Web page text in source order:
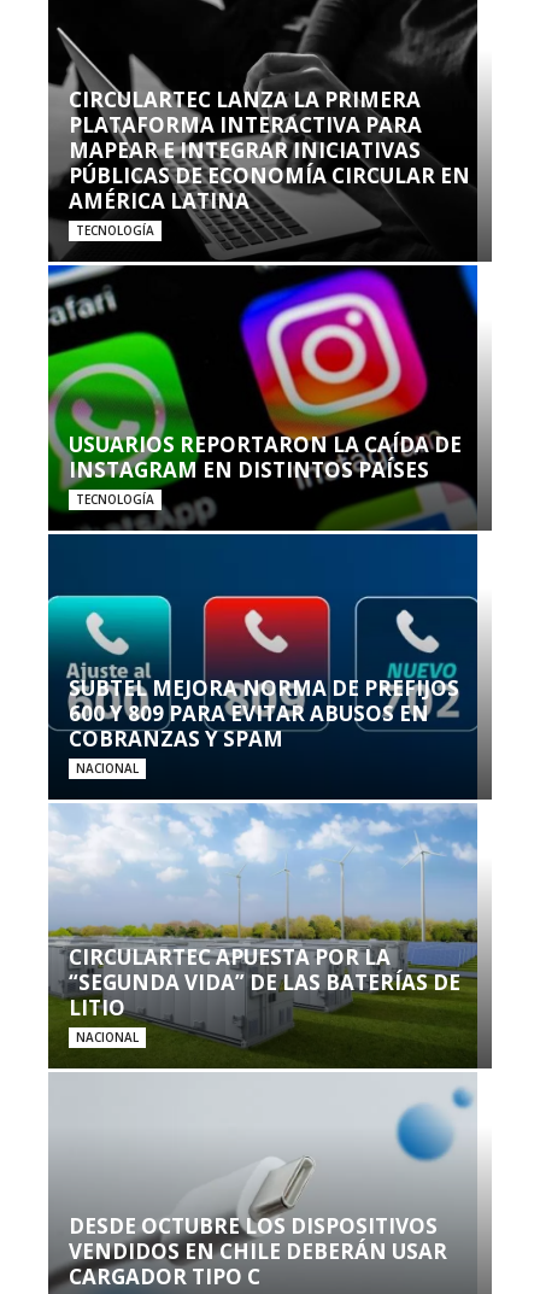
CIRCULARTEC LANZA LA PRIMERA
PLATAFORMA INTERACTIVA PARA
MAPEAR E INTEGRAR INICIATIVAS
PÚBLICAS DE ECONOMÍA CIRCULAR EN
AMÉRICA LATINA
TECNOLOGÍA
USUARIOS REPORTARON LA CAÍDA DE
INSTAGRAM EN DISTINTOS PAÍSES
TECNOLOGÍA
SUBTEL MEJORA NORMA DE PREFIJOS
600 Y 809 PARA EVITAR ABUSOS EN
COBRANZAS Y SPAM
NACIONAL
CIRCULARTEC APUESTA POR LA
“SEGUNDA VIDA” DE LAS BATERÍAS DE
LITIO
NACIONAL
DESDE OCTUBRE LOS DISPOSITIVOS
VENDIDOS EN CHILE DEBERÁN USAR
CARGADOR TIPO C